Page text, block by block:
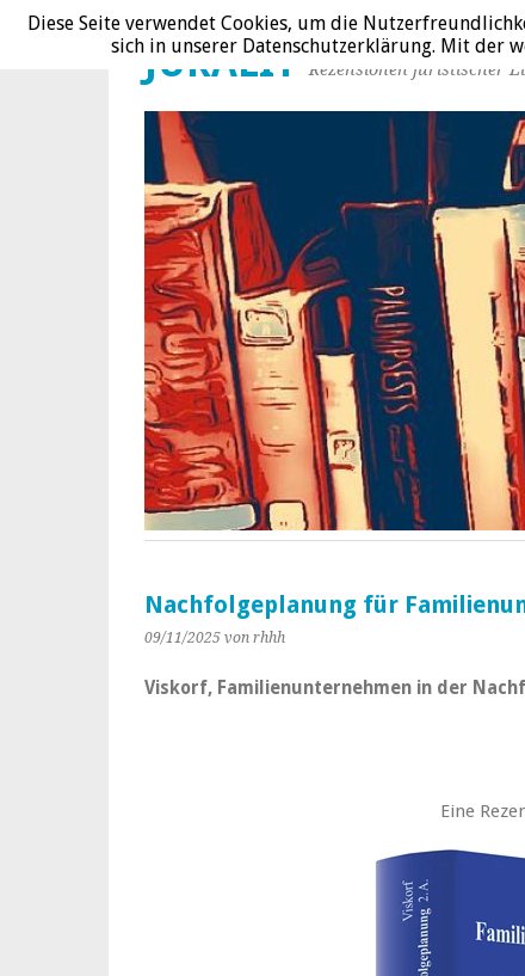
JURALIT Rezensionen juristischer
Nachfolgeplanung für
09/11/2025 von rhhh
Viskorf, Familienunternehmen in der
Eine
Diese Seite verwendet Cookies, um die
sich in unserer Datenschutzerklärung. Mit der